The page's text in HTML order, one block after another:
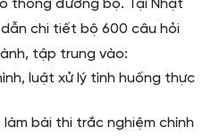
thông đường bộ. Tại Nhật
chi tiết bộ 600 câu hỏi
tập trung vào:
luật xử lý tình huống thực
làm bài thi trắc nghiệm chính